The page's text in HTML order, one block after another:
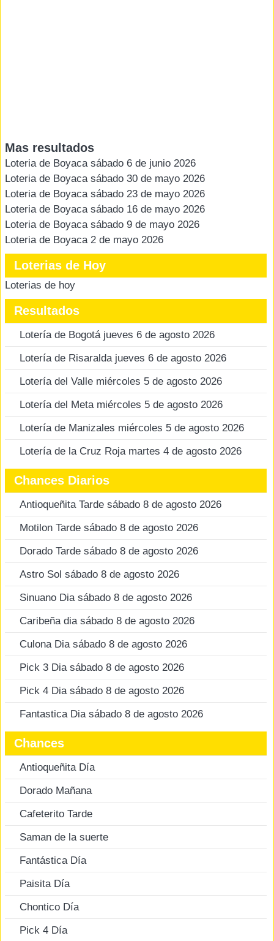
Mas resultados
Loteria de Boyaca sábado 6 de junio 2026
Loteria de Boyaca sábado 30 de mayo 2026
Loteria de Boyaca sábado 23 de mayo 2026
Loteria de Boyaca sábado 16 de mayo 2026
Loteria de Boyaca sábado 9 de mayo 2026
Loteria de Boyaca 2 de mayo 2026
Loterias de Hoy
Loterias de hoy
Resultados
Lotería de Bogotá jueves 6 de agosto 2026
Lotería de Risaralda jueves 6 de agosto 2026
Lotería del Valle miércoles 5 de agosto 2026
Lotería del Meta miércoles 5 de agosto 2026
Lotería de Manizales miércoles 5 de agosto 2026
Lotería de la Cruz Roja martes 4 de agosto 2026
Chances Diarios
Antioqueñita Tarde sábado 8 de agosto 2026
Motilon Tarde sábado 8 de agosto 2026
Dorado Tarde sábado 8 de agosto 2026
Astro Sol sábado 8 de agosto 2026
Sinuano Dia sábado 8 de agosto 2026
Caribeña dia sábado 8 de agosto 2026
Culona Dia sábado 8 de agosto 2026
Pick 3 Dia sábado 8 de agosto 2026
Pick 4 Dia sábado 8 de agosto 2026
Fantastica Dia sábado 8 de agosto 2026
Chances
Antioqueñita Día
Dorado Mañana
Cafeterito Tarde
Saman de la suerte
Fantástica Día
Paisita Día
Chontico Día
Pick 4 Día